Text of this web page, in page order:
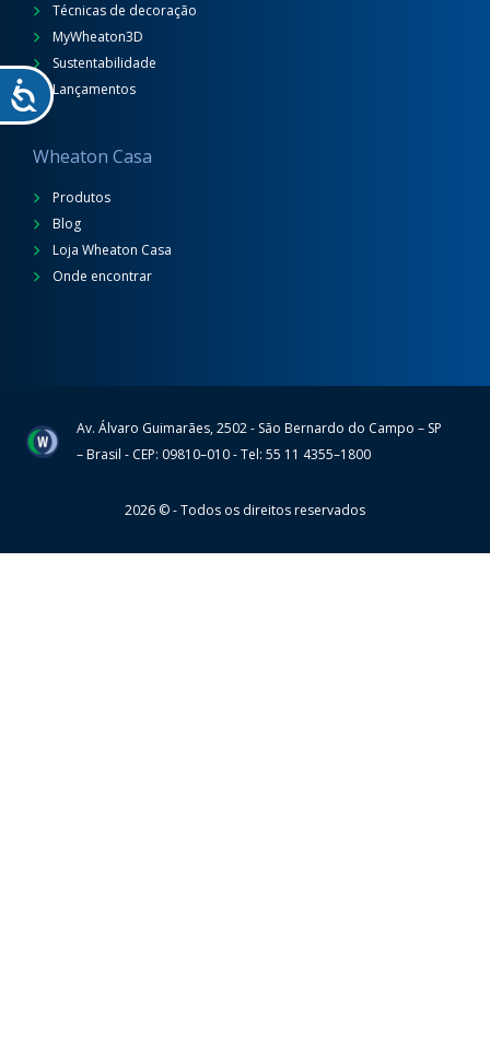
Técnicas de decoração
MyWheaton3D
Sustentabilidade
Lançamentos
Wheaton Casa
Produtos
Blog
Loja Wheaton Casa
Onde encontrar
WheatonAv. Álvaro Guimarães, 2502 - São Bernardo do Campo – SP
– Brasil - CEP: 09810–010 - Tel: 55 11 4355–1800
2026 © - Todos os direitos reservados